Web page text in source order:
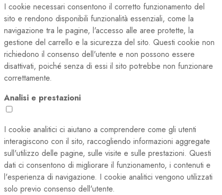
I cookie necessari consentono il corretto funzionamento del
sito e rendono disponibili funzionalità essenziali, come la
navigazione tra le pagine, l'accesso alle aree protette, la
gestione del carrello e la sicurezza del sito. Questi cookie non
richiedono il consenso dell'utente e non possono essere
disattivati, poiché senza di essi il sito potrebbe non funzionare
correttamente.
Analisi e prestazioni
I cookie analitici ci aiutano a comprendere come gli utenti
interagiscono con il sito, raccogliendo informazioni aggregate
sull'utilizzo delle pagine, sulle visite e sulle prestazioni. Questi
dati ci consentono di migliorare il funzionamento, i contenuti e
l'esperienza di navigazione. I cookie analitici vengono utilizzati
solo previo consenso dell'utente.